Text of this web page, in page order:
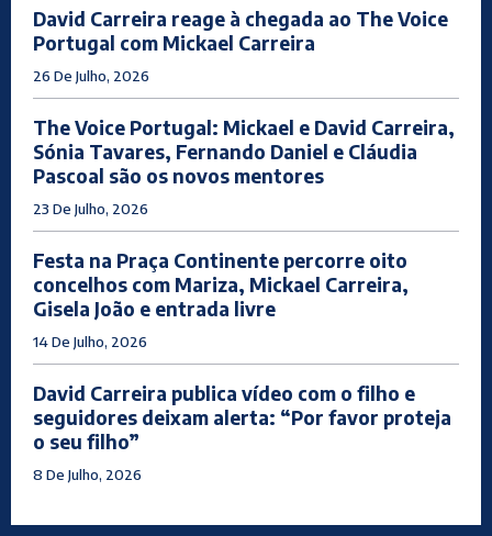
David Carreira reage à chegada ao The Voice
Portugal com Mickael Carreira
26 De Julho, 2026
The Voice Portugal: Mickael e David Carreira,
Sónia Tavares, Fernando Daniel e Cláudia
Pascoal são os novos mentores
23 De Julho, 2026
Festa na Praça Continente percorre oito
concelhos com Mariza, Mickael Carreira,
Gisela João e entrada livre
14 De Julho, 2026
David Carreira publica vídeo com o filho e
seguidores deixam alerta: “Por favor proteja
o seu filho”
8 De Julho, 2026